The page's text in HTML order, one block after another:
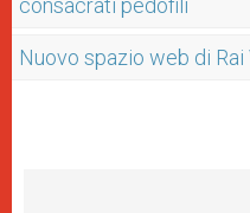
consacrati pedofili
Nuovo spazio web di